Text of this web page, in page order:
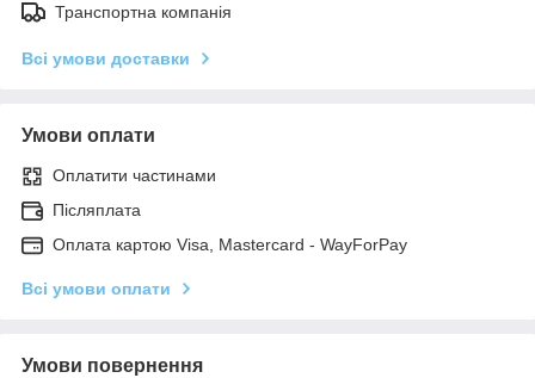
Транспортна компанія
Всі умови доставки
Умови оплати
Оплатити частинами
Післяплата
Оплата картою Visa, Mastercard - WayForPay
Всі умови оплати
Умови повернення